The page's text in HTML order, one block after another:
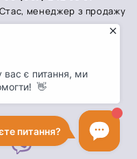
Стас, менеджер з продажу